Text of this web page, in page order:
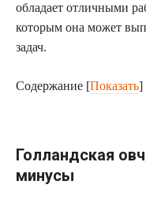
обладает отличными
которым она может
задач.
Содержание [Показать]
Голландская
минусы